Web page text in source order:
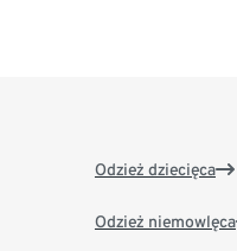
Odzież dziecięca
Odzież niemowlęca